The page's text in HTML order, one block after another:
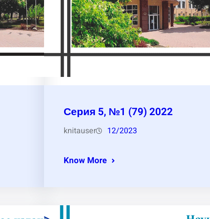
Серия 5, №1 (79) 2022
knitauser 12/2023
Know More